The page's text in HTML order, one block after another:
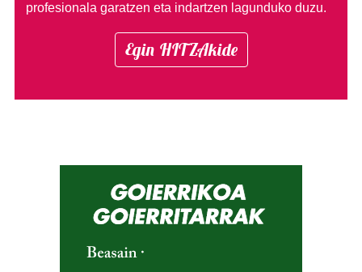
profesionala garatzen eta indartzen lagunduko duzu.
Egin HITZAkide